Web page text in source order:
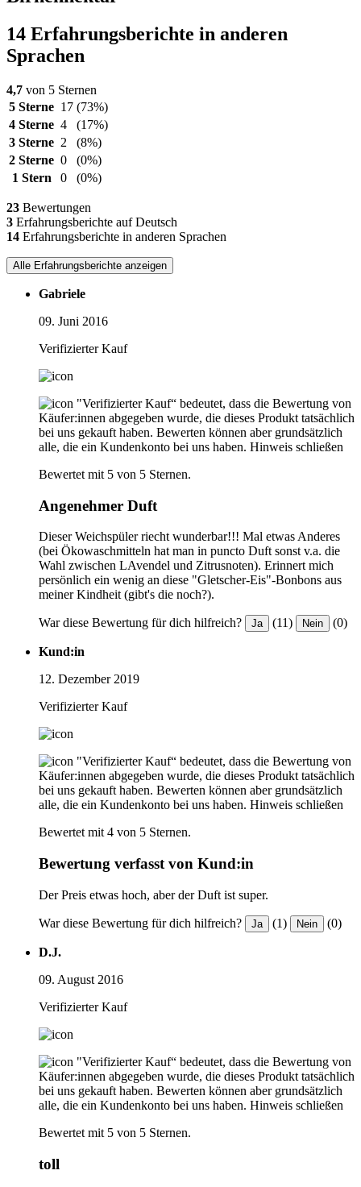
14 Erfahrungsberichte in anderen
Sprachen
4,7 von 5 Sternen
5 Sterne 17 (73%)
4 Sterne 4
(17%)
3 Sterne 2
(8%)
2 Sterne 0
(0%)
1 Stern
0 (0%)
23 Bewertungen
3 Erfahrungsberichte auf Deutsch
14 Erfahrungsberichte in anderen Sprachen
Alle Erfahrungsberichte anzeigen
Gabriele
09. Juni 2016
Verifizierter Kauf
"Verifizierter Kauf“ bedeutet, dass die Bewertung von
Käufer:innen abgegeben wurde, die dieses Produkt tatsächlich
bei uns gekauft haben. Bewerten können aber grundsätzlich
alle, die ein Kundenkonto bei uns haben. Hinweis schließen
Bewertet mit 5 von 5 Sternen.
Angenehmer Duft
Dieser Weichspüler riecht wunderbar!!! Mal etwas Anderes
(bei Ökowaschmitteln hat man in puncto Duft sonst v.a. die
Wahl zwischen LAvendel und Zitrusnoten). Erinnert mich
persönlich ein wenig an diese "Gletscher-Eis"-Bonbons aus
meiner Kindheit (gibt's die noch?).
War diese Bewertung für dich hilfreich? Ja (11) Nein (0)
Kund:in
12. Dezember 2019
Verifizierter Kauf
"Verifizierter Kauf“ bedeutet, dass die Bewertung von
Käufer:innen abgegeben wurde, die dieses Produkt tatsächlich
bei uns gekauft haben. Bewerten können aber grundsätzlich
alle, die ein Kundenkonto bei uns haben. Hinweis schließen
Bewertet mit 4 von 5 Sternen.
Bewertung verfasst von Kund:in
Der Preis etwas hoch, aber der Duft ist super.
War diese Bewertung für dich hilfreich? Ja (1) Nein (0)
D.J.
09. August 2016
Verifizierter Kauf
"Verifizierter Kauf“ bedeutet, dass die Bewertung von
Käufer:innen abgegeben wurde, die dieses Produkt tatsächlich
bei uns gekauft haben. Bewerten können aber grundsätzlich
alle, die ein Kundenkonto bei uns haben. Hinweis schließen
Bewertet mit 5 von 5 Sternen.
toll